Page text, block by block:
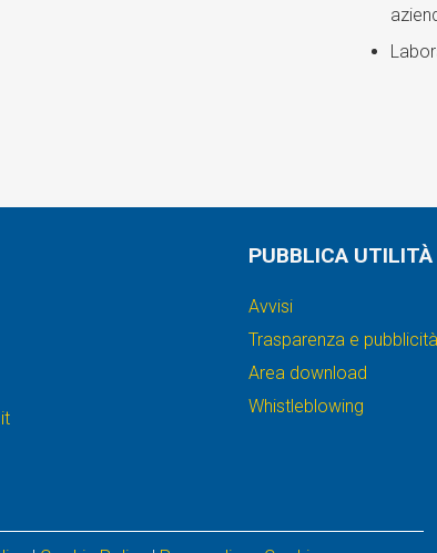
PUBBLICA UTILITÀ
Avvisi
Trasparenza e pubblicità
Area download
Whistleblowing